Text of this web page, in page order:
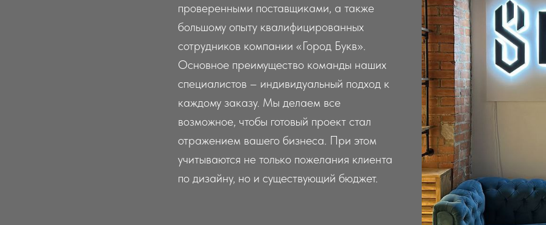
проверенными поставщиками, а также
большому опыту квалифицированных
сотрудников компании «Город Букв».
Основное преимущество команды наших
специалистов – индивидуальный подход к
каждому заказу. Мы делаем все
возможное, чтобы готовый проект стал
отражением вашего бизнеса. При этом
учитываются не только пожелания клиента
по дизайну, но и существующий бюджет.